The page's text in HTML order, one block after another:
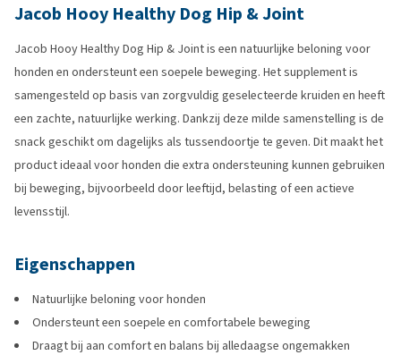
Jacob Hooy Healthy Dog Hip & Joint
Jacob Hooy Healthy Dog Hip & Joint is een natuurlijke beloning voor
honden en ondersteunt een soepele beweging. Het supplement is
samengesteld op basis van zorgvuldig geselecteerde kruiden en heeft
een zachte, natuurlijke werking. Dankzij deze milde samenstelling is de
snack geschikt om dagelijks als tussendoortje te geven. Dit maakt het
product ideaal voor honden die extra ondersteuning kunnen gebruiken
bij beweging, bijvoorbeeld door leeftijd, belasting of een actieve
levensstijl.
Eigenschappen
Natuurlijke beloning voor honden
Ondersteunt een soepele en comfortabele beweging
Draagt bij aan comfort en balans bij alledaagse ongemakken